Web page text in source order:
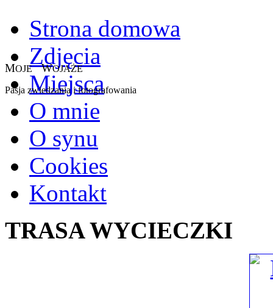
MOJE WOJAŻE
Pasja zwiedzania i fotografowania
Strona domowa
Zdjęcia
Miejsca
O mnie
O synu
Cookies
Kontakt
TRASA WYCIECZKI